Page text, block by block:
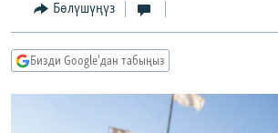
БҮГҮН АЗАТТЫКТА
ПОДКАСТ
Русский
Бөлүшүңүз
Бизди Google'дан табыңыз